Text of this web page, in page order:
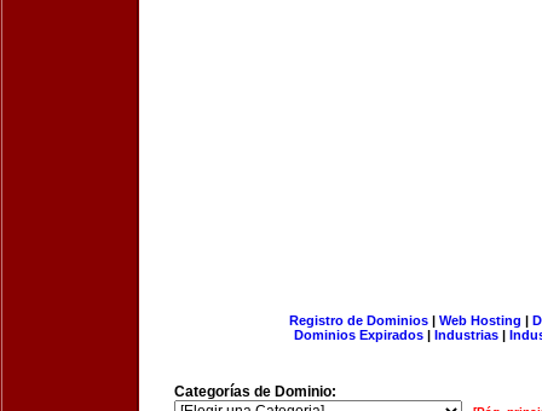
Registro de Dominios| Web Hosting |
Dominios Expirados | Industrias |
Categorías de Dominio: